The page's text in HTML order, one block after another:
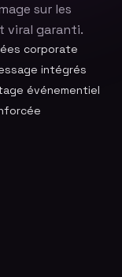
sur les
viral garanti.
corporate
intégrés
événementiel